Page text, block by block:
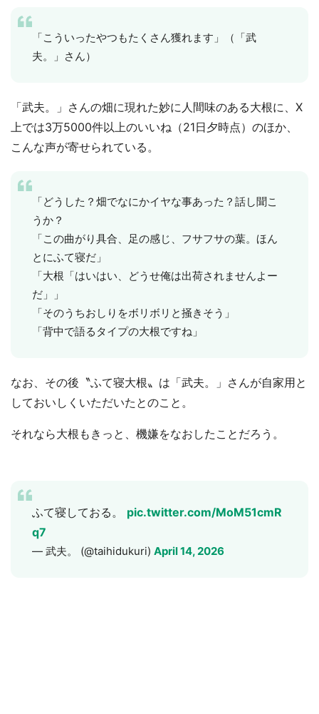
「こういったやつもたくさん獲れます」（「武
夫。」さん）
「武夫。」さんの畑に現れた妙に人間味のある大根に、X
上では3万5000件以上のいいね（21日夕時点）のほか、
こんな声が寄せられている。
「どうした？畑でなにかイヤな事あった？話し聞こ
うか？
「この曲がり具合、足の感じ、フサフサの葉。ほん
とにふて寝だ」
「大根「はいはい、どうせ俺は出荷されませんよー
だ」」
「そのうちおしりをボリボリと掻きそう」
「背中で語るタイプの大根ですね」
なお、その後〝ふて寝大根〟は「武夫。」さんが自家用と
しておいしくいただいたとのこと。
それなら大根もきっと、機嫌をなおしたことだろう。
ふて寝しておる。 pic.twitter.com/MoM51cmR
q7
— 武夫。 (@taihidukuri) April 14, 2026